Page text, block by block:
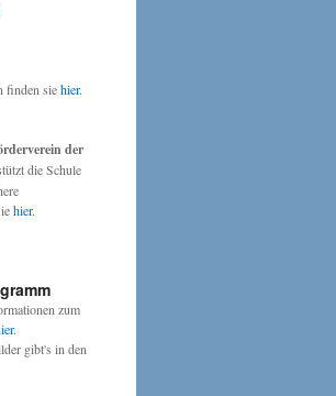
finden siehier.
der
die Schule
hier.
zum
.
gibt's in den